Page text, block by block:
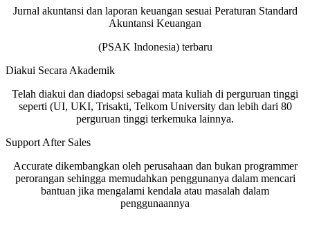
Jurnal akuntansi dan laporan keuangan sesuai Peraturan Standard
Akuntansi Keuangan
(PSAK Indonesia) terbaru
Diakui Secara Akademik
Telah diakui dan diadopsi sebagai mata kuliah di perguruan tinggi
seperti (UI, UKI, Trisakti, Telkom University dan lebih dari 80
perguruan tinggi terkemuka lainnya.
Support After Sales
Accurate dikembangkan oleh perusahaan dan bukan programmer
perorangan sehingga memudahkan penggunanya dalam mencari
bantuan jika mengalami kendala atau masalah dalam
penggunaannya